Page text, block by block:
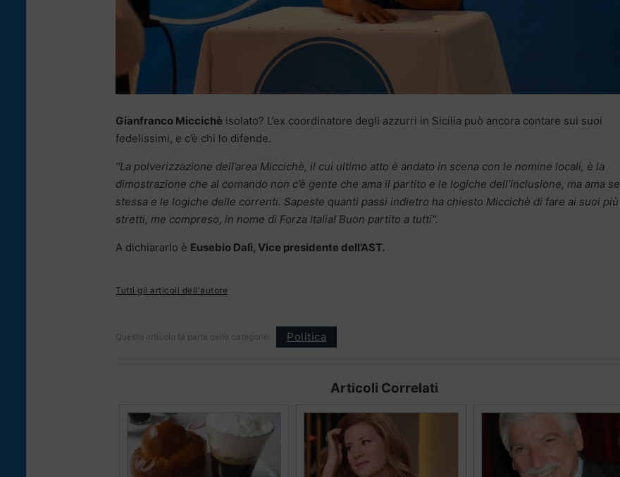
Gianfranco Miccichè isolato? L’ex coordinatore degli azzurri in Sicilia può ancora contare sui suoi
fedelissimi, e c’è chi lo difende.
“La polverizzazione dell’area Miccichè, il cui ultimo atto è andato in scena con le nomine locali, è la
dimostrazione che al comando non c’è gente che ama il partito e le logiche dell’inclusione, ma ama se
stessa e le logiche delle correnti. Sapeste quanti passi indietro ha chiesto Miccichè di fare ai suoi più
stretti, me compreso, in nome di Forza Italia! Buon partito a tutti”.
A dichiararlo è Eusebio Dalì, Vice presidente dell’AST.
Tutti gli articoli dell'autore
Questo articolo fa parte delle categorie: Politica
Articoli Correlati